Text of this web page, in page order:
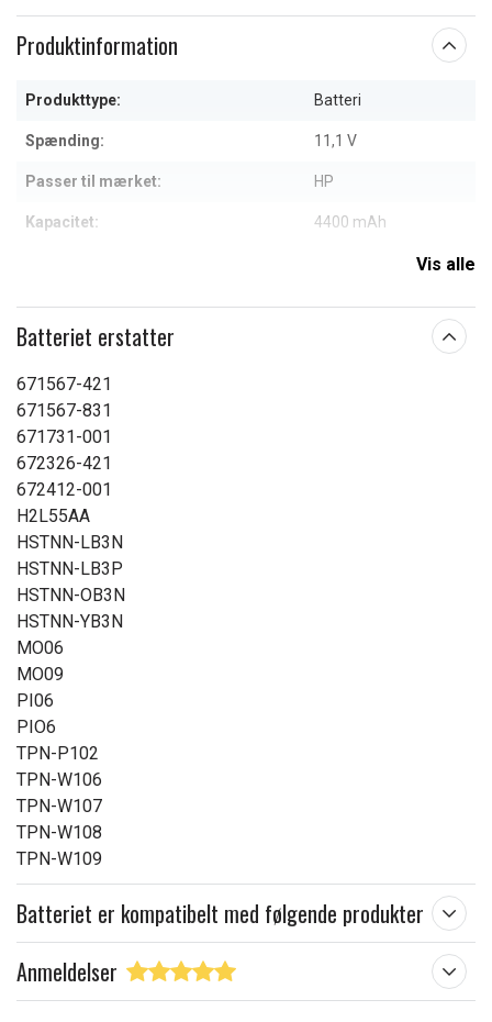
Produktinformation
Produkttype: Batteri
Spænding: 11,1 V
Passer til mærket: HP
Kapacitet: 4400 mAh
Vis alle
Batteriet erstatter
671567-421
671567-831
671731-001
672326-421
672412-001
H2L55AA
HSTNN-LB3N
HSTNN-LB3P
HSTNN-OB3N
HSTNN-YB3N
MO06
MO09
PI06
PIO6
TPN-P102
TPN-W106
TPN-W107
TPN-W108
TPN-W109
Batteriet er kompatibelt med følgende produkter
Anmeldelser